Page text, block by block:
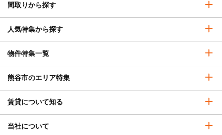
間取りから探す
人気特集から探す
物件特集一覧
熊谷市のエリア特集
賃貸について知る
当社について